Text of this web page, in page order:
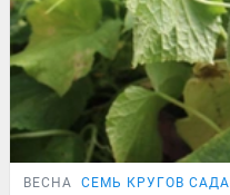
ВЕСНА СЕМЬ КРУГОВ САДА